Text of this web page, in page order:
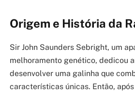
Origem e História da
Sir John Saunders Sebright, um
melhoramento genético, dedicou
desenvolver uma galinha que
características únicas. Então,